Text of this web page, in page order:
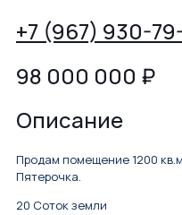
+7 (967) 930-
98 000 000 ₽
Описание
Продам помещение 1200
Пятерочка.
20 Соток земли